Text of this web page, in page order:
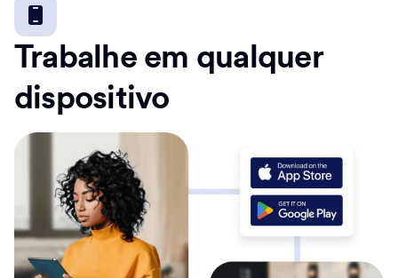
Trabalhe em qualquer
dispositivo